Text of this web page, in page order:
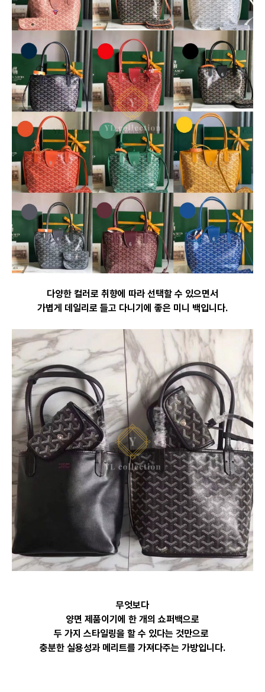
다양한 컬러로 취향에 따라 선택할 수 있으면서
가볍게 데일리로 들고 다니기에 좋은 미니 백입니다.
무엇보다
양면 제품이기에 한 개의 쇼퍼백으로
두 가지 스타일링을 할 수 있다는 것만으로
충분한 실용성과 메리트를 가져다주는 가방입니다.